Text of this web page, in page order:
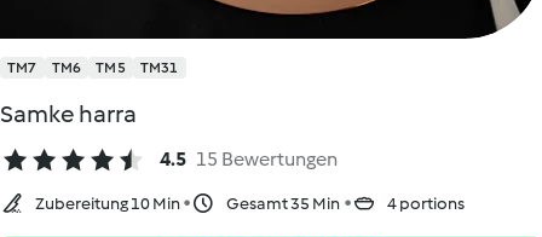
TM7 TM6 TM5 TM31
Samke harra
4.5 15 Bewertungen
Zubereitung 10 Min Gesamt 35 Min 4 portions